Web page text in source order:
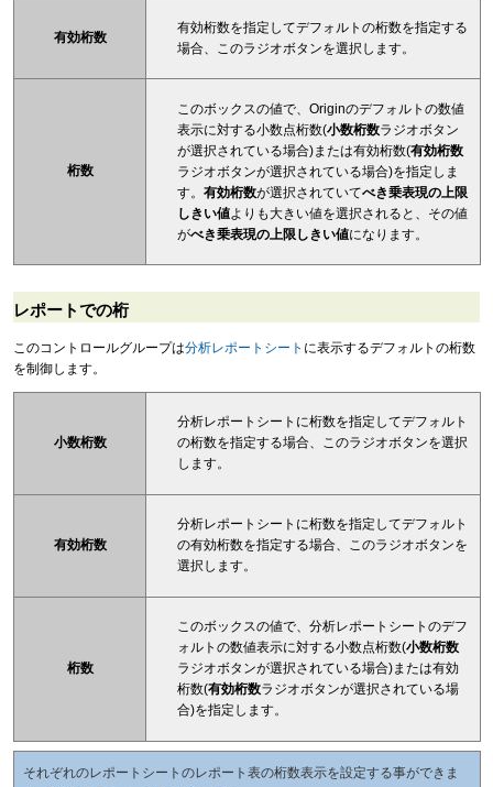
有効桁数
有効桁数を指定してデフォルトの桁数を指定する
場合、このラジオボタンを選択します。
桁数
このボックスの値で、Originのデフォルトの数値
表示に対する小数点桁数(小数桁数ラジオボタン
が選択されている場合)または有効桁数(有効桁数
ラジオボタンが選択されている場合)を指定しま
す。 有効桁数が選択されていてべき乗表現の上限
しきい値よりも大きい値を選択されると、その値
がべき乗表現の上限しきい値になります。
レポートでの桁
このコントロールグループは分析レポートシート に表示するデフォルトの桁数
を制御します。
小数桁数
分析レポートシートに桁数を指定してデフォルト
の桁数を指定する場合、このラジオボタンを選択
します。
有効桁数
分析レポートシートに桁数を指定してデフォルト
の有効桁数を指定する場合、このラジオボタンを
選択します。
桁数
このボックスの値で、分析レポートシートのデフ
ォルトの数値表示に対する小数点桁数(小数桁数
ラジオボタンが選択されている場合)または有効
桁数(有効桁数ラジオボタンが選択されている場
合)を指定します。
それぞれのレポートシートのレポート表の桁数表示を設定する事ができま